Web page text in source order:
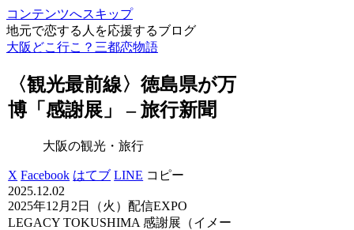
コンテンツへスキップ
地元で恋する人を応援するブログ
大阪どこ行こ？三都恋物語
〈観光最前線〉徳島県が万
博「感謝展」 – 旅行新聞
大阪の観光・旅行
X Facebook はてブ LINE コピー
2025.12.02
2025年12月2日（火）配信EXPO
LEGACY TOKUSHIMA 感謝展（イメー